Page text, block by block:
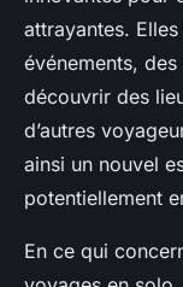
attrayantes.
événements,
découvrir des
d’autres
ainsi un nouvel
potentiellement
En ce qui